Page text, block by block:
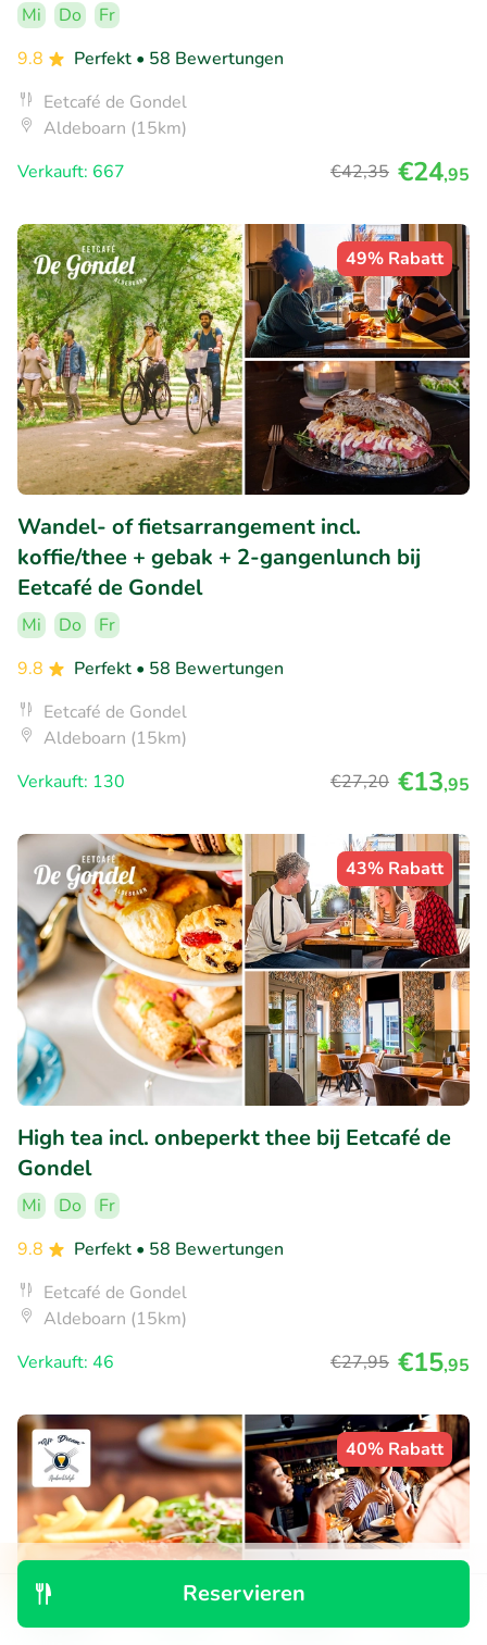
Reservieren
Mi Do
Fr
9.8
Perfekt • 58 Bewertungen
Eetcafé de Gondel
Aldeboarn (15km)
Verkauft: 667
€42,35 €24,95
49% Rabatt
Wandel- of fietsarrangement incl.
koffie/thee + gebak + 2-gangenlunch bij
Eetcafé de Gondel
Mi Do
Fr
9.8
Perfekt • 58 Bewertungen
Eetcafé de Gondel
Aldeboarn (15km)
Verkauft: 130
€27,20 €13,95
43% Rabatt
High tea incl. onbeperkt thee bij Eetcafé de
Gondel
Mi Do
Fr
9.8
Perfekt • 58 Bewertungen
Eetcafé de Gondel
Aldeboarn (15km)
Verkauft: 46
€27,95 €15,95
40% Rabatt